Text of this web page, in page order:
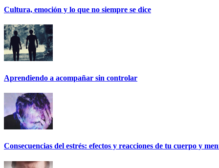
Cultura, emoción y lo que no siempre se dice
Aprendiendo a acompañar sin controlar
Consecuencias del estrés: efectos y reacciones de tu cuerpo y